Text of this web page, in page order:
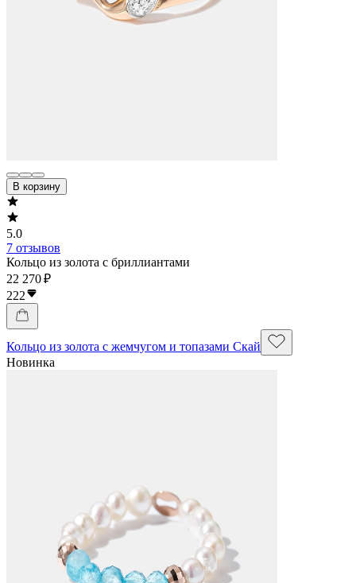
В корзину
5.0
7 отзывов
Кольцо из золота с бриллиантами
22 270 ₽
222
Кольцо из золота с жемчугом и топазами Скай
Новинка